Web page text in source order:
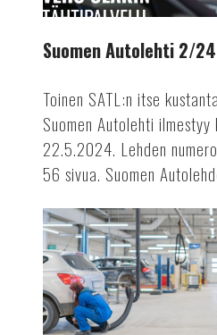
Suomen Autolehti 2/
Toinen SATL:n itse
Suomen Autolehti ilmestyy
22.5.2024. Lehden
56 sivua. Suomen
Osaamista
yhteistyöllä